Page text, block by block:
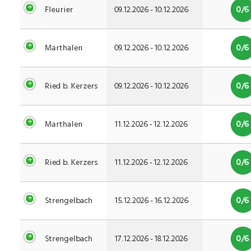
Fleurier 09.12.2026 - 10.12.2026 0/6
Marthalen 09.12.2026 - 10.12.2026 0/6
Ried b. Kerzers 09.12.2026 - 10.12.2026 0/6
Marthalen 11.12.2026 - 12.12.2026 0/6
Ried b. Kerzers 11.12.2026 - 12.12.2026 0/6
Strengelbach 15.12.2026 - 16.12.2026 0/6
Strengelbach 17.12.2026 - 18.12.2026 0/6